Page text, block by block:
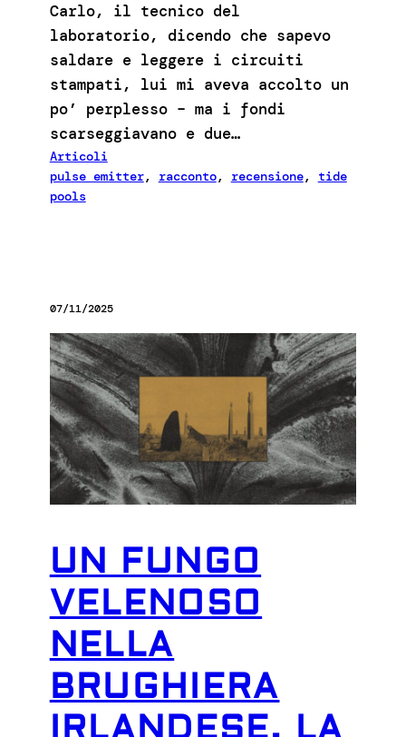
Carlo, il tecnico del
laboratorio, dicendo che sapevo
saldare e leggere i circuiti
stampati, lui mi aveva accolto un
po’ perplesso – ma i fondi
scarseggiavano e due…
Articoli
pulse emitter, racconto, recensione, tide
pools
07/11/2025
UN FUNGO
VELENOSO
NELLA
BRUGHIERA